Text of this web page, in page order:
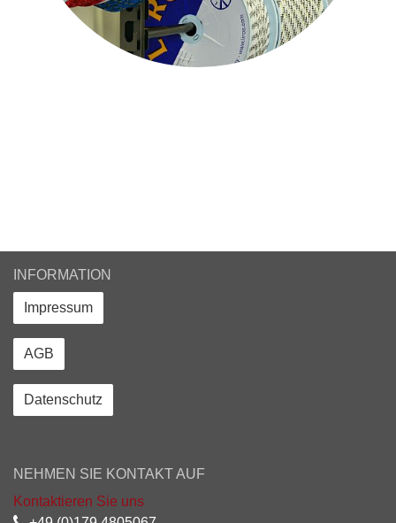
INFORMATION
Impressum
AGB
Datenschutz
NEHMEN SIE KONTAKT AUF
Kontaktieren Sie uns